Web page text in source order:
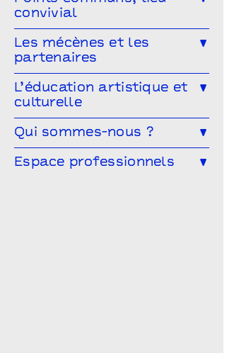
Les Conversations
Visitez les théâtres
convivial
Le Mélangeur
Le Service garderie
Les mécènes et les
partenaires
Devenir mécène
Cultivons nos points communs
Les partenaires
L’éducation artistique et
culturelle
L’éducation artistique et culturelle
à Points communs
Vous êtes enseignant·e ?
Qui sommes-nous ?
L’équipe
Espace professionnels